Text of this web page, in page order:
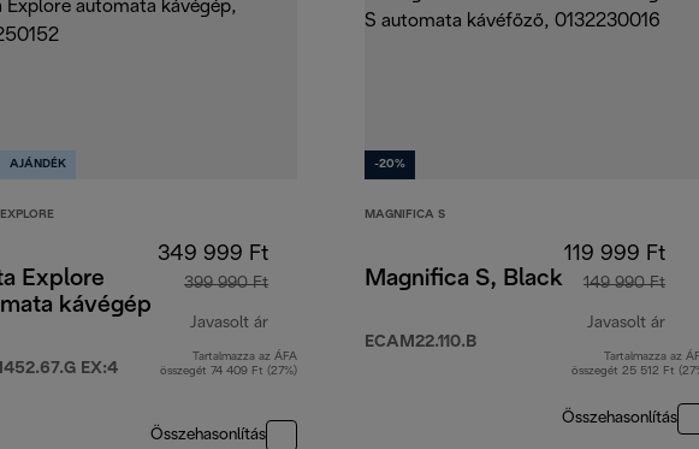
Ft
AJÁNDÉK
Explore
kávégép
EX:4
349 999 Ft
399 990 Ft
Javasolt ár
eredeti ár 399 990 Ft
Tartalmazza az ÁFA
összegét 74 409 Ft (27%)
Összehasonlítás
-20%
MAGNIFICA S
Magnifica S, Black
ECAM22.110.B
119 999 Ft
149 990 Ft
Javasolt ár
Tartalmazza az
összegét 25 512 Ft
Összehasonlítás